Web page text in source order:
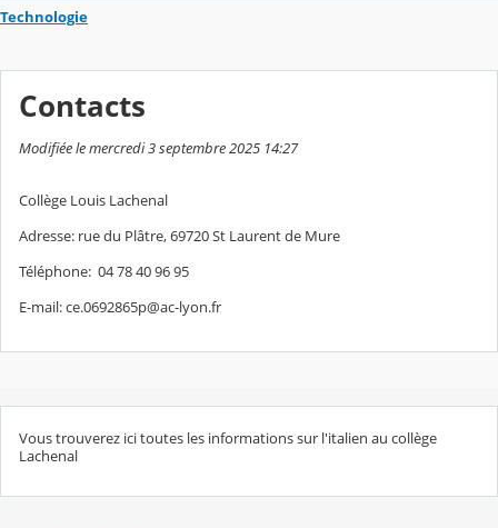
Technologie
Contacts
Modifiée le mercredi 3 septembre 2025 14:27
Collège Louis Lachenal
Adresse: rue du Plâtre, 69720 St Laurent de Mure
Téléphone: 04 78 40 96 95
E-mail: ce.0692865p@ac-lyon.fr
Vous trouverez ici toutes les informations sur l'italien au collège
Lachenal